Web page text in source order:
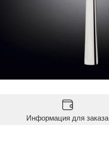
Информация для заказа